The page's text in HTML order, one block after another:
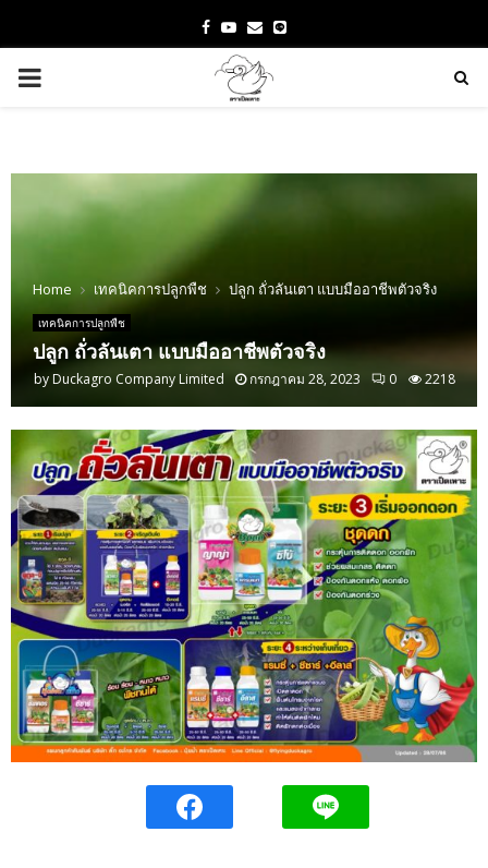
Facebook
Youtube
Email
PRIMARY
Home เทคนิคการปลูกพืช ปลูก ถั่วลันเตา แบบมืออาชีพตัวจริง
เทคนิคการปลูกพืช
ปลูก ถั่วลันเตา แบบมืออาชีพตัวจริง
byDuckagro Company Limited กรกฎาคม 28, 2023 0 2218